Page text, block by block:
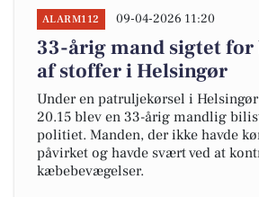
ALARM112 09-04-2026 11:20
33-årig mand sigtet for
af stoffer i Helsingør
Under en patruljekørsel i
20.15 blev en 33-årig mandlig
politiet. Manden, der ikke havde
påvirket og havde svært ved at
kæbebevægelser.